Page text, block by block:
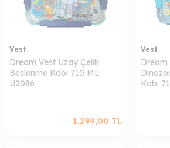
Vest
Dream Vest Uzay Çelik
Beslenme Kabı 710 ML
U2086
1.299,00 TL
Vest
Dream
Kabı